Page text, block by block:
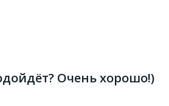
Очень хорошо!)